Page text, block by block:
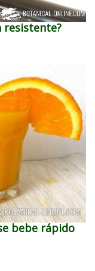
resistente?
bebe rápido